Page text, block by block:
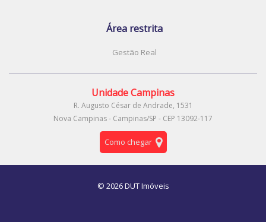
Área restrita
Gestão Real
Unidade Campinas
R. Augusto César de Andrade, 1531
Nova Campinas - Campinas/SP - CEP 13092-117
Como chegar
© 2026 DUT Imóveis